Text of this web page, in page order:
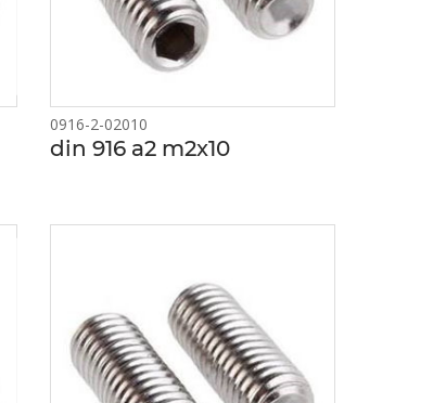
0916-2-02010
din 916 a2 m2x10